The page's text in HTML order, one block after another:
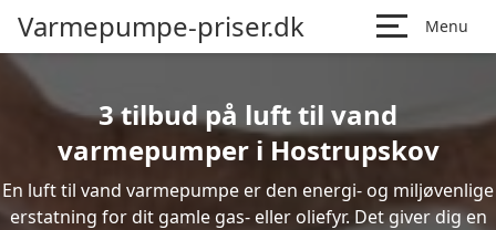
Varmepumpe-priser.dk Menu
3 tilbud på luft til vand
varmepumper i Hostrupskov
En luft til vand varmepumpe er den energi- og miljøvenlige
erstatning for dit gamle gas- eller oliefyr. Det giver dig en